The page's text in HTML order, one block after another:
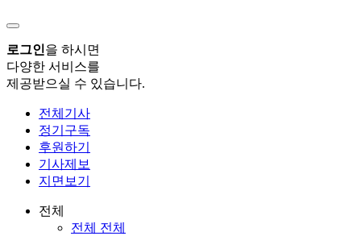
로그인을 하시면
다양한 서비스를
제공받으실 수 있습니다.
전체기사
정기구독
후원하기
기사제보
지면보기
전체
전체 전체